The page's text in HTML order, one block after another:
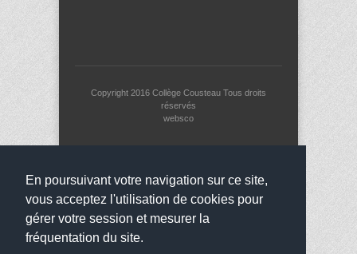
En poursuivant votre navigation sur ce site,
vous acceptez l'utilisation de cookies pour
gérer votre session et mesurer la
fréquentation du site.
Copyright 2016 Collège Cousteau Tous droits
réservés
websco